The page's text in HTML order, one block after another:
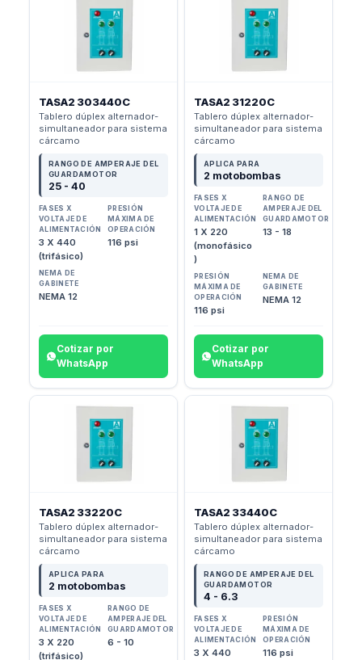
TASA2 303440C
Tablero dúplex alternador-
simultaneador para sistema
cárcamo
RANGO DE AMPERAJE DEL
GUARDAMOTOR
25 - 40
FASES X
VOLTAJE DE
ALIMENTACIÓN
3 X 440
(trifásico)
PRESIÓN
MÁXIMA DE
OPERACIÓN
116 psi
NEMA DE
GABINETE
NEMA 12
Cotizar por
WhatsApp
TASA2 31220C
Tablero dúplex alternador-
simultaneador para sistema
cárcamo
APLICA PARA
2 motobombas
FASES X
VOLTAJE DE
ALIMENTACIÓN
1 X 220
(monofásico
)
RANGO DE
AMPERAJE DEL
GUARDAMOTOR
13 - 18
PRESIÓN
MÁXIMA DE
OPERACIÓN
116 psi
NEMA DE
GABINETE
NEMA 12
Cotizar por
WhatsApp
TASA2 33220C
Tablero dúplex alternador-
simultaneador para sistema
cárcamo
APLICA PARA
2 motobombas
FASES X
VOLTAJE DE
ALIMENTACIÓN
3 X 220
(trifásico)
RANGO DE
AMPERAJE DEL
GUARDAMOTOR
6 - 10
TASA2 33440C
Tablero dúplex alternador-
simultaneador para sistema
cárcamo
RANGO DE AMPERAJE DEL
GUARDAMOTOR
4 - 6.3
FASES X
VOLTAJE DE
ALIMENTACIÓN
3 X 440
PRESIÓN
MÁXIMA DE
OPERACIÓN
116 psi